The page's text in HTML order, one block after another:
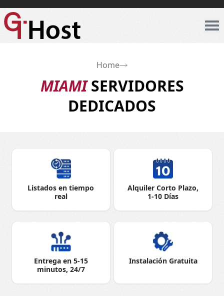
Home
MIAMISERVIDORES
DEDICADOS
Listados en tiempo
real
Alquiler Corto Plazo,
1-10 Días
Entrega en 5-15
minutos, 24/7
Instalación Gratuita